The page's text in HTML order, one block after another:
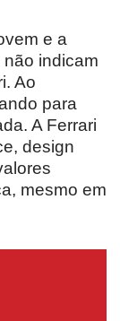
e a
indicam
Ao
para
A Ferrari
design
mesmo em